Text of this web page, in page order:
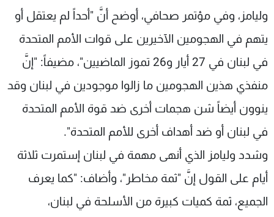
وليامز، وفي مؤتمر صحافي، أوضح أنَّ "أحداً لم يعتقل أو
يتهم في الهجومين الآخيرين على قوات الأمم المتحدة
في لبنان في 27 أيار و26 تموز الماضيين"، مضيفاً: "إنَّ
منفذي هذين الهجومين ما زالوا موجودين في لبنان وقد
ينوون أيضاً شن هجمات أخرى ضد قوة الأمم المتحدة
في لبنان أو ضد أهداف أخرى للأمم المتحدة".
وشدد وليامز الذي أنهى مهمة في لبنان إستمرت ثلاثة
أيام على القول إنَّ "ثمة مخاطر"، وأضاف: "كما يعرف
الجميع، ثمة كميات كبيرة من الأسلحة في لبنان،
البرامج
جدول البرامج
شاهد البرامج
الترددات
عن MTV
الإنـتـاج
لاعلاناتكم
وظائف
تواصل معنا
شروط الإسـتخدام
سياسة الخصوصية